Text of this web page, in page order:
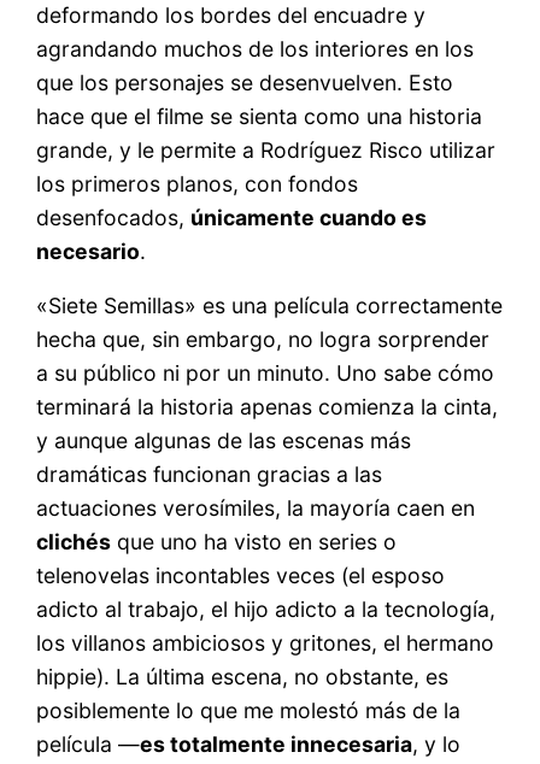
deformando los bordes del encuadre y
agrandando muchos de los interiores en los
que los personajes se desenvuelven. Esto
hace que el filme se sienta como una historia
grande, y le permite a Rodríguez Risco utilizar
los primeros planos, con fondos
desenfocados, únicamente cuando es
necesario.
«Siete Semillas» es una película correctamente
hecha que, sin embargo, no logra sorprender
a su público ni por un minuto. Uno sabe cómo
terminará la historia apenas comienza la cinta,
y aunque algunas de las escenas más
dramáticas funcionan gracias a las
actuaciones verosímiles, la mayoría caen en
clichés que uno ha visto en series o
telenovelas incontables veces (el esposo
adicto al trabajo, el hijo adicto a la tecnología,
los villanos ambiciosos y gritones, el hermano
hippie). La última escena, no obstante, es
posiblemente lo que me molestó más de la
película —es totalmente innecesaria, y lo